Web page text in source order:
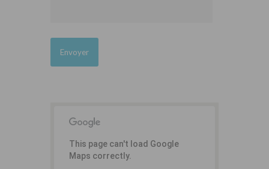
This page can't load Google
Maps correctly.